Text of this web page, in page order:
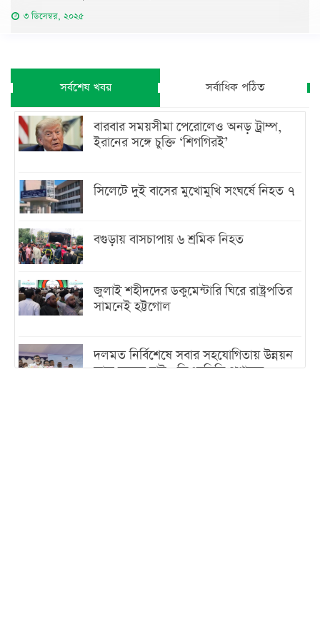
৩ ডিসেম্বর, ২০২৫
সর্বশেষ খবর সর্বাধিক পঠিত
বারবার সময়সীমা পেরোলেও অনড় ট্রাম্প,
ইরানের সঙ্গে চুক্তি ‘শিগগিরই’
সিলেটে দুই বাসের মুখোমুখি সংঘর্ষে নিহত ৭
বগুড়ায় বাসচাপায় ৬ শ্রমিক নিহত
জুলাই শহীদদের ডকুমেন্টারি ঘিরে রাষ্ট্রপতির
সামনেই হট্টগোল
দলমত নির্বিশেষে সবার সহযোগিতায় উন্নয়ন
কাজ করতে চাই : ডিএনসিসি প্রশাসক